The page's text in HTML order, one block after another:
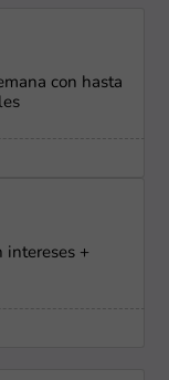
con hasta
intereses +